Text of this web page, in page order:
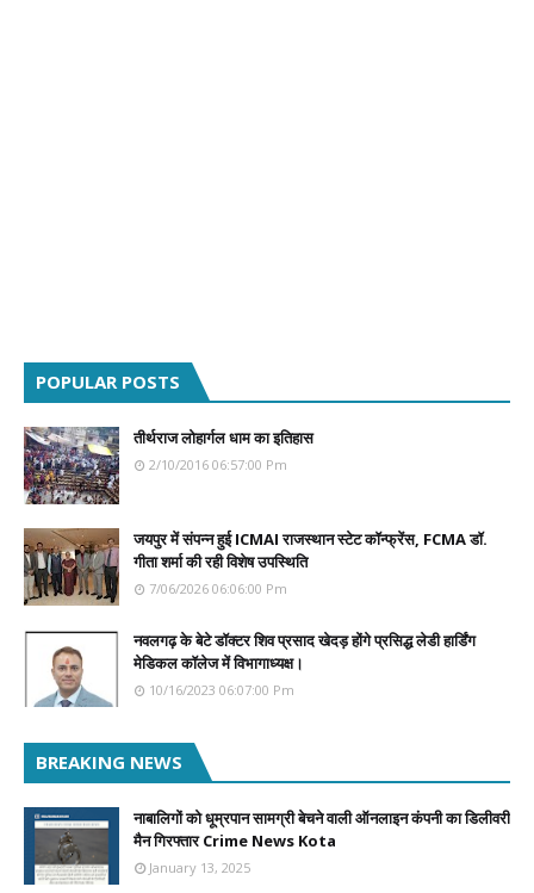
POPULAR POSTS
तीर्थराज लोहार्गल धाम का इतिहास
2/10/2016 06:57:00 Pm
जयपुर में संपन्न हुई ICMAI राजस्थान स्टेट कॉन्फ्रेंस, FCMA डॉ.
गीता शर्मा की रही विशेष उपस्थिति
7/06/2026 06:06:00 Pm
नवलगढ़ के बेटे डॉक्टर शिव प्रसाद खेदड़ होंगे प्रसिद्ध लेडी हार्डिंग
मेडिकल कॉलेज में विभागाध्यक्ष।
10/16/2023 06:07:00 Pm
BREAKING NEWS
नाबालिगों को धूम्रपान सामग्री बेचने वाली ऑनलाइन कंपनी का डिलीवरी
मैन गिरफ्तार Crime News Kota
January 13, 2025